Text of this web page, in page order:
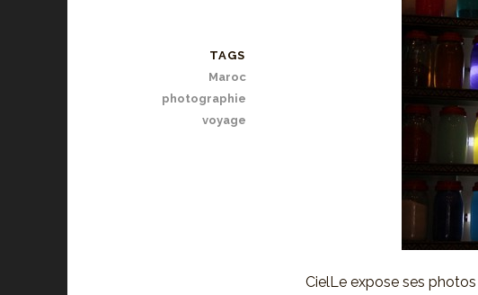
CielLe expose ses
TAGS
Maroc
photographie
voyage